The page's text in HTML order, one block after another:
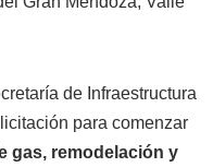
de Infraestructura
para comenzar
gas, remodelación y